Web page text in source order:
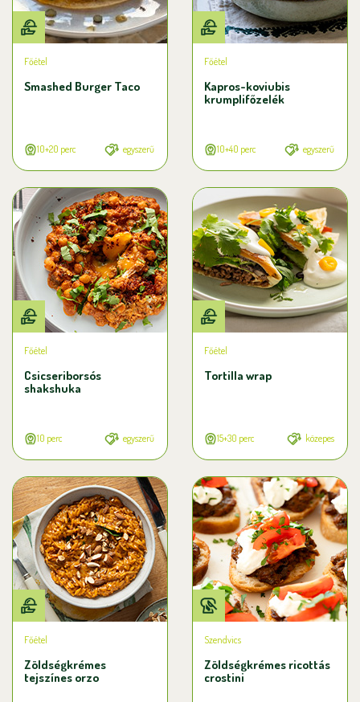
Főétel
Smashed Burger Taco
10+20 perc egyszerű
Főétel
Kapros-koviubis
krumplifőzelék
10+40 perc egyszerű
Főétel
Csicseriborsós
shakshuka
10 perc egyszerű
Főétel
Tortilla wrap
15+30 perc közepes
Főétel
Zöldségkrémes
tejszínes orzo
Szendvics
Zöldségkrémes ricottás
crostini